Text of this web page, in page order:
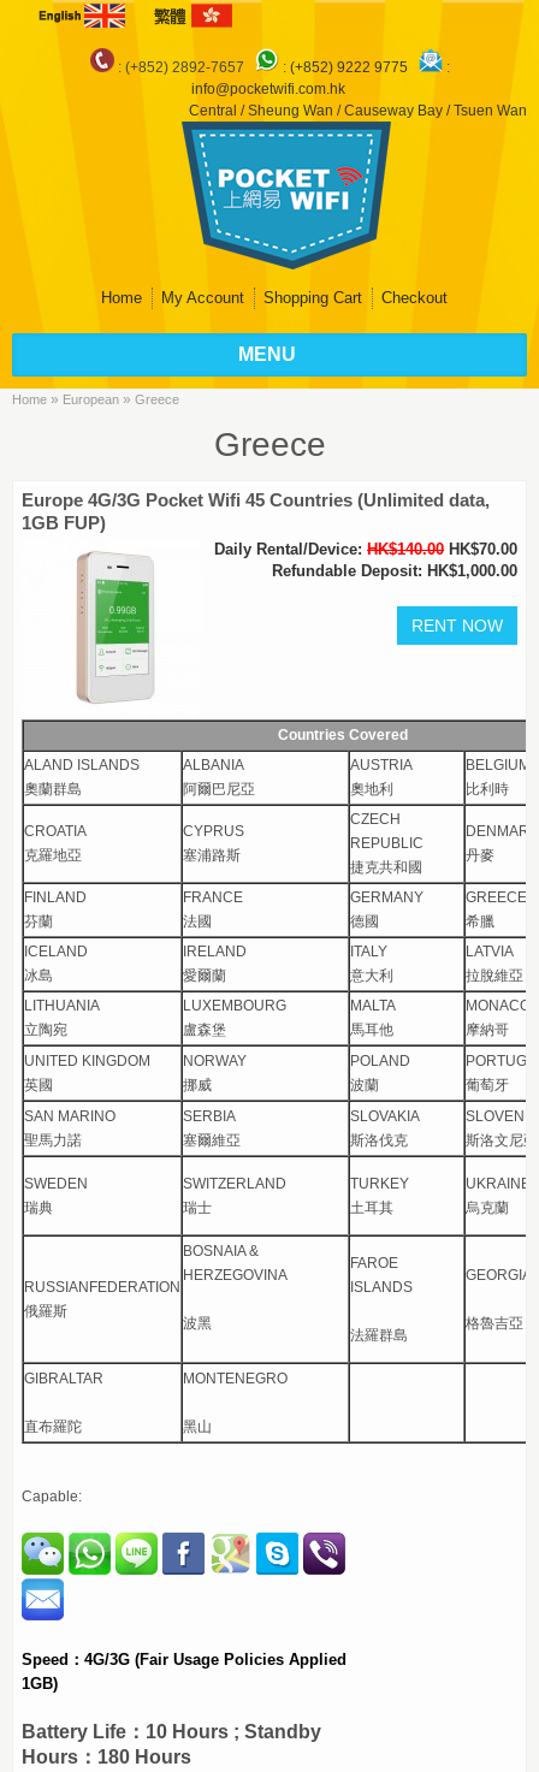
: (+852) 2892-7657 : (+852) 9222 9775
:
info@pocketwifi.com.hk
Central / Sheung Wan / Causeway Bay / Tsuen Wan
Home My Account Shopping Cart Checkout
MENU
Home » European » Greece
Greece
Europe 4G/3G Pocket Wifi 45 Countries (Unlimited data,
1GB FUP)
Daily Rental/Device: HK$140.00 HK$70.00
Refundable Deposit: HK$1,000.00
Countries Covered
ALAND ISLANDS
奧蘭群島
ALBANIA
阿爾巴尼亞
AUSTRIA
奧地利
BELGIUM
比利時
CROATIA
克羅地亞
CYPRUS
塞浦路斯
CZECH
REPUBLIC
捷克共和國
DENMARK
丹麥
FINLAND
芬蘭
FRANCE
法國
GERMANY
德國
GREECE
希臘
ICELAND
冰島
IRELAND
愛爾蘭
ITALY
意大利
LATVIA
拉脫維亞
LITHUANIA
立陶宛
LUXEMBOURG
盧森堡
MALTA
馬耳他
MONACO
摩納哥
UNITED KINGDOM
英國
NORWAY
挪威
POLAND
波蘭
葡萄牙
SAN MARINO
聖馬力諾
SERBIA
塞爾維亞
SLOVAKIA
斯洛伐克
SLOVENIA
斯洛文尼亞
SWEDEN
瑞典
SWITZERLAND
瑞士
TURKEY
土耳其
UKRAINE
烏克蘭
RUSSIANFEDERATION
俄羅斯
BOSNAIA &
HERZEGOVINA
波黑
FAROE
ISLANDS
法羅群島
GEORGIA
格魯吉亞
GIBRALTAR
直布羅陀
MONTENEGRO
黑山
Capable:
Speed：4G/3G (Fair Usage Policies Applied
1GB)
Battery Life：10 Hours ; Standby
Hours：180 Hours